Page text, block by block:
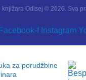
knjižara Odisej © 2026. Sva
Facebook-f Instagram
za porudžbine